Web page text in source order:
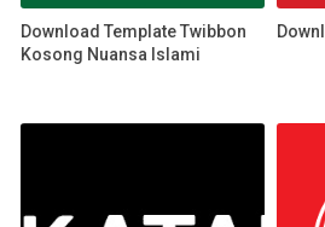
Download Template Twibbon
Kosong Nuansa Islami